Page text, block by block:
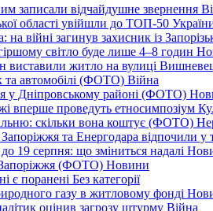
записали відчайдушне звернення
області увійшли до ТОП-50
війні загинув захисник із
світло буде лише 4–8 годин
виставили житло на вулиці
та автомобілі (ФОТО) Війна
у Дніпровському районі (ФОТО)
вперше проведуть етносимпозіум
скільки вона коштує (ФОТО)
Запоріжжя та Енергодара відпочили
19 серпня: що зміниться надалі
Запоріжжя (ФОТО) Новини
є поранені Без категорії
газу в житловому фонді
оцінив загрозу штурму Війна